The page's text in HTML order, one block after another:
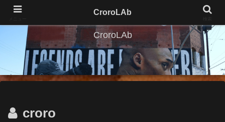
CroroLAb
croro
CroroLAb